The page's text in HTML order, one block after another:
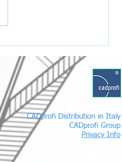
CADprofi Distribution in Italy
CADprofi Group
Privacy Info